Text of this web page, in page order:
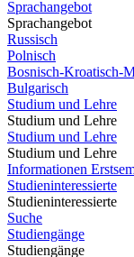
Sprachangebot
Sprachangebot
Russisch
Polnisch
Bosnisch-Kroatisch-
Bulgarisch
Studium und Lehre
Studium und Lehre
Studium und Lehre
Studium und Lehre
Informationen
Studieninteressierte
Studieninteressierte
Suche
Studiengänge
Studiengänge